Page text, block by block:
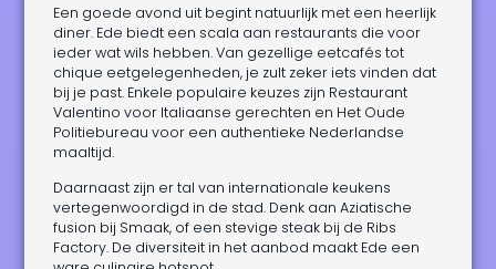
Een goede avond uit begint natuurlijk met een heerlijk
diner. Ede biedt een scala aan restaurants die voor
ieder wat wils hebben. Van gezellige eetcafés tot
chique eetgelegenheden, je zult zeker iets vinden dat
bij je past. Enkele populaire keuzes zijn Restaurant
Valentino voor Italiaanse gerechten en Het Oude
Politiebureau voor een authentieke Nederlandse
maaltijd.
Daarnaast zijn er tal van internationale keukens
vertegenwoordigd in de stad. Denk aan Aziatische
fusion bij Smaak, of een stevige steak bij de Ribs
Factory. De diversiteit in het aanbod maakt Ede een